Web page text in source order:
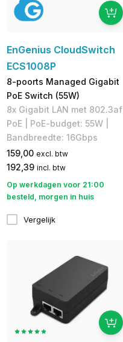
EnGenius CloudSwitch
ECS1008P
8-poorts Managed Gigabit
PoE Switch (55W)
8x Gigabit LAN met 802.3af
PoE | ​PoE-budget: 55W |
Bandbreedte: 16Gbps
159,00 excl. btw
192,39 incl. btw
Op werkdagen voor 21:00
besteld, morgen in huis
Vergelijk